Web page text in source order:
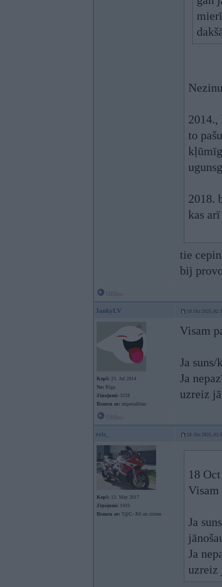
2014.,
to
2018.
kas
tie
bij
JankyLV 18. Oct 2025,
Kopš: 23. Jul 2014
No: Rīga
Ziņojumi: 3218
Braucu ar: imperialblau
Visam
Ja
Ja
uzreiz
ezis_ 18. Oct 2025,
Kopš: 13. May 2017
Ziņojumi: 1419
Braucu ar: T@C- R6 un citiem
18
Visam
Ja
Ja
uzreiz